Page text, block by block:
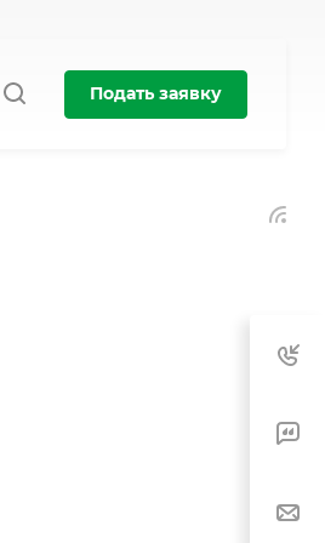
Подать заявку